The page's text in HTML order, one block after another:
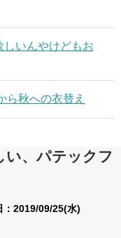
しいんやけどもお
秋への衣替え
い、パテックフ
：2019/09/25(水)